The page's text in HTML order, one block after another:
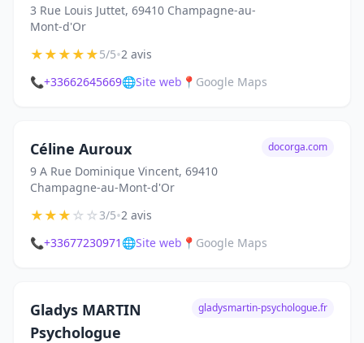
3 Rue Louis Juttet, 69410 Champagne-au-
Mont-d'Or
★★★★★5/5•2 avis
📞+33662645669🌐Site web 📍 Google Maps
Céline Auroux
9 A Rue Dominique Vincent, 69410
Champagne-au-Mont-d'Or
docorga.com
★★★☆☆3/5•2 avis
📞+33677230971 🌐Site web 📍 Google Maps
Gladys MARTIN
Psychologue
gladysmartin-psychologue.fr